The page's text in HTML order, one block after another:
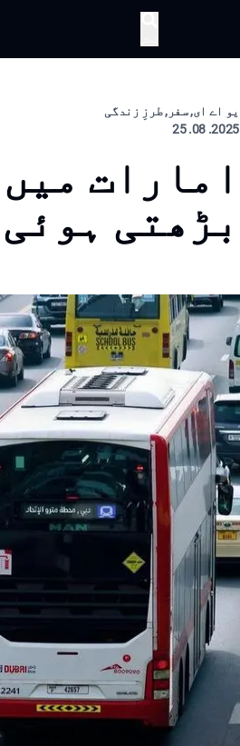
یو اے ای, سفر, طرزِ زندگی
2025. 08. 25
امارات
بڑھتی